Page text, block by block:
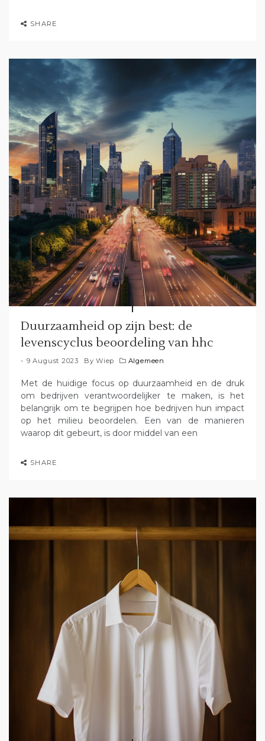
SHARE
Duurzaamheid op zijn best: de
levenscyclus beoordeling van hhc
9 August 2023 ByWiep Algemeen
Met de huidige focus op duurzaamheid en de druk
om bedrijven verantwoordelijker te maken, is het
belangrijk om te begrijpen hoe bedrijven hun impact
op het milieu beoordelen. Een van de manieren
waarop dit gebeurt, is door middel van een
SHARE